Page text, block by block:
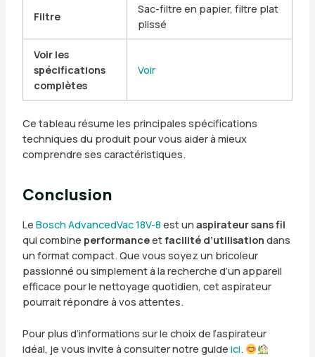
Filtre
Sac-filtre en papier, filtre plat
plissé
Voir les
spécifications
complètes
Voir
Ce tableau résume les principales spécifications
techniques du produit pour vous aider à mieux
comprendre ses caractéristiques.
Conclusion
Le Bosch AdvancedVac 18V-8 est un aspirateur sans fil
qui combine performanceetfacilité d’utilisation dans
un format compact. Que vous soyez un bricoleur
passionné ou simplement à la recherche d’un appareil
efficace pour le nettoyage quotidien, cet aspirateur
pourrait répondre à vos attentes.
Pour plus d’informations sur le choix de l’aspirateur
idéal, je vous invite à consulter notre guide ici.